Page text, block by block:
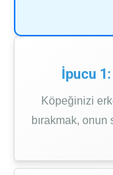
İpucu
Köpeğinizi
bırakmak, onun